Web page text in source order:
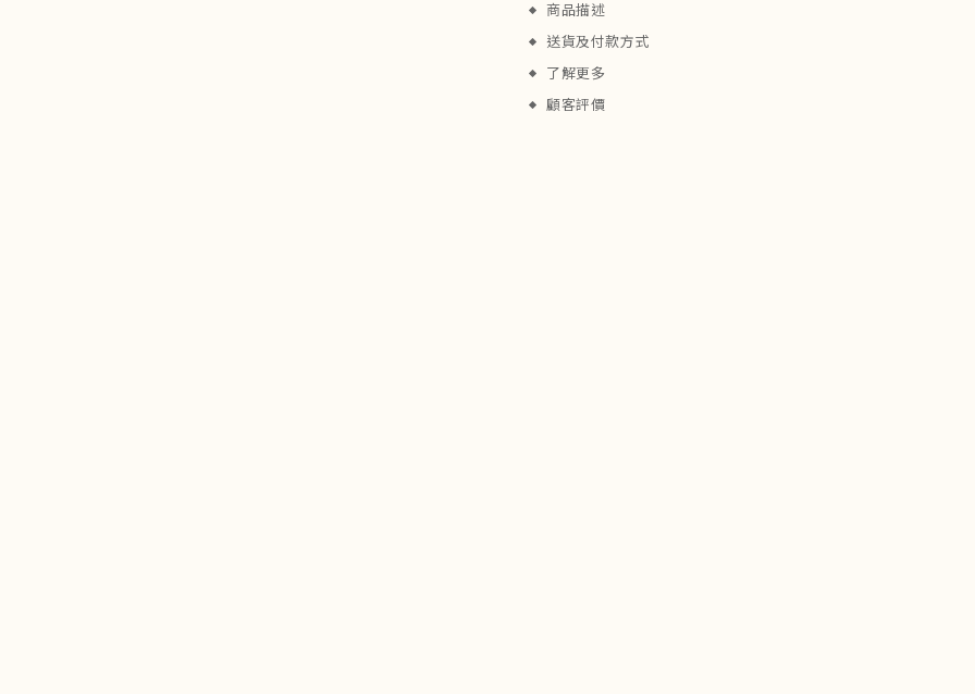
商品描述
送貨及付款方式
了解更多
顧客評價